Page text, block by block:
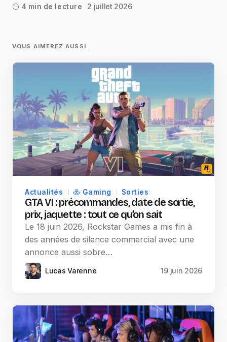
4 min de lecture 2 juillet 2026
VOUS AIMEREZ AUSSI
Actualités Gaming Sorties
GTA VI : précommandes, date de sortie,
prix, jaquette : tout ce qu’on sait
Le 18 juin 2026, Rockstar Games a mis fin à
des années de silence commercial avec une
annonce aussi sobre…
Lucas Varenne 19 juin 2026